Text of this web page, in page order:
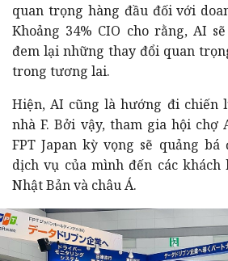
quan trọng hàng đầu đối với
Khoảng 34% CIO cho rằng, AI
đem lại những thay đổi quan
trong tương lai.
Hiện, AI cũng là hướng đi chiến
nhà F. Bởi vậy, tham gia hội chợ
FPT Japan kỳ vọng sẽ quảng
dịch vụ của mình đến các
Nhật Bản và châu Á.